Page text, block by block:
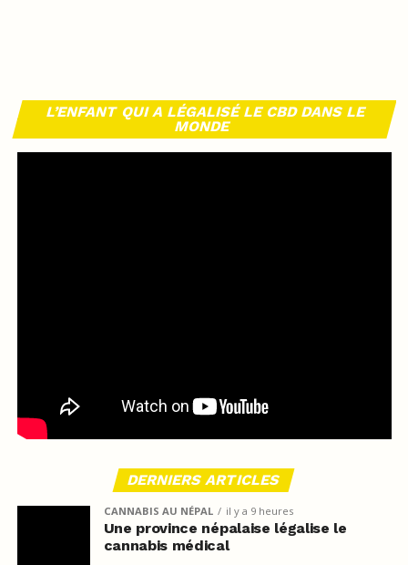
L’ENFANT QUI A LÉGALISÉ LE CBD DANS LE
MONDE
DERNIERS ARTICLES
CANNABIS AU NÉPAL il y a 9 heures
Une province népalaise légalise le
cannabis médical